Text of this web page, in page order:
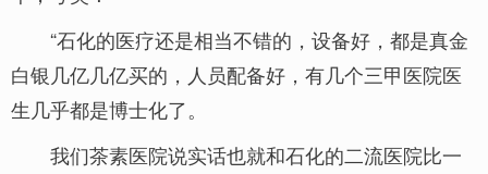
“石化的医疗还是相当不错的，设备好，都是真金
白银几亿几亿买的，人员配备好，有几个三甲医院医
生几乎都是博士化了。
我们茶素医院说实话也就和石化的二流医院比一